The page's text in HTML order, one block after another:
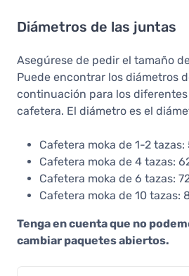
Diámetros de las juntas
Asegúrese de pedir el tamaño
Puede encontrar los diámetros
continuación para los
cafetera. El diámetro es el
Cafetera moka de 1-2 tazas:
Cafetera moka de 4 tazas:
Cafetera moka de 6 tazas:
Cafetera moka de 10 tazas:
Tenga en cuenta que no
cambiar paquetes abiertos.